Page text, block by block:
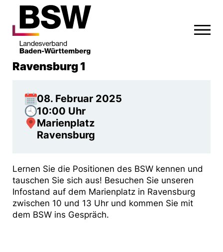
Ravensburg 1
08. Februar 2025
10:00 Uhr
Marienplatz
Ravensburg
Lernen Sie die Positionen des BSW kennen und
tauschen Sie sich aus! Besuchen Sie unseren
Infostand auf dem Marienplatz in Ravensburg
zwischen 10 und 13 Uhr und kommen Sie mit
dem BSW ins Gespräch.